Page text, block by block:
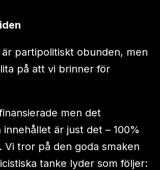
är partipolitiskt obunden, men
på att vi brinner för
men det
innehållet är just det – 100%
Vi tror på den goda smaken
tanke lyder som följer: